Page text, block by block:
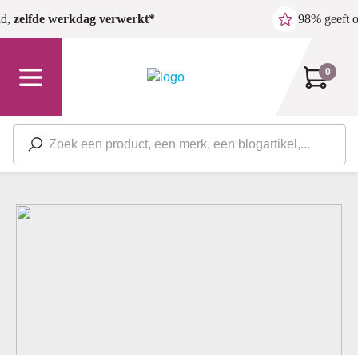
Ga naar de hoofdinhoud
zelfde werkdag verwerkt* 98% geeft
0